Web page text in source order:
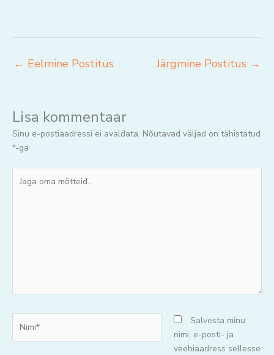
← Eelmine Postitus Järgmine Postitus →
Lisa kommentaar
Sinu e-postiaadressi ei avaldata. Nõutavad väljad on tähistatud
*-ga
oma
Salvesta minu
nimi, e-posti- ja
veebiaadress sellesse